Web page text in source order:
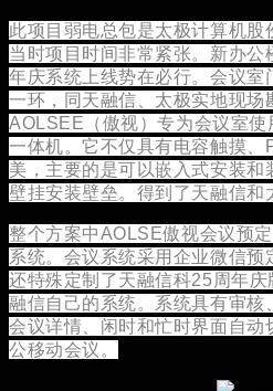
此项目弱电总包是太极计算机股
当时项目时间非常紧张。新办公
年庆系统上线势在必行。会议室
一环，同天融信、太极实地现场
AOLSEE（傲视）专为会议室
一体机。它不仅具有电容触摸、
美，主要的是可以嵌入式安装和
壁挂安装壁垒。得到了天融信和
整个方案中AOLSE傲视会议预
系统。会议系统采用企业微信预
还特殊定制了天融信科25周年
融信自己的系统。系统具有审核
会议详情、闲时和忙时界面自动
公移动会议。